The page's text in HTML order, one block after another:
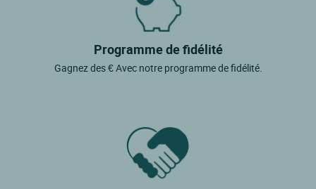
Programme de fidélité
Gagnez des € Avec notre programme de fidélité.